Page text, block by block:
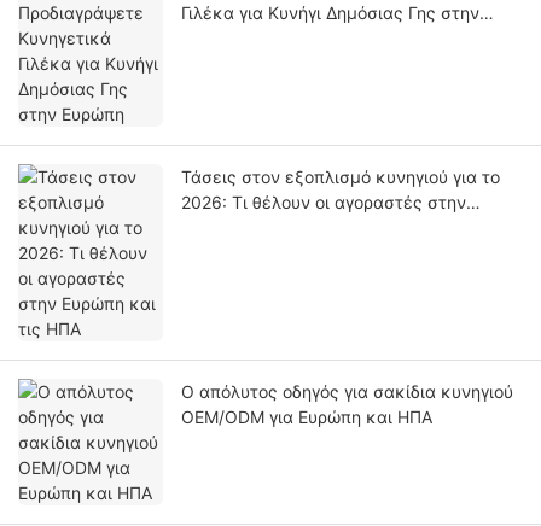
Γιλέκα για Κυνήγι Δημόσιας Γης στην
Τάσεις στον εξοπλισμό κυνηγιού για το
2026: Τι θέλουν οι αγοραστές στην
Ο απόλυτος οδηγός για σακίδια κυνηγιού
OEM/ODM για Ευρώπη και ΗΠΑ